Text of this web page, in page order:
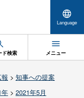
Language
ド検索 メニュー
> 知事への提案
年> 2021年5月